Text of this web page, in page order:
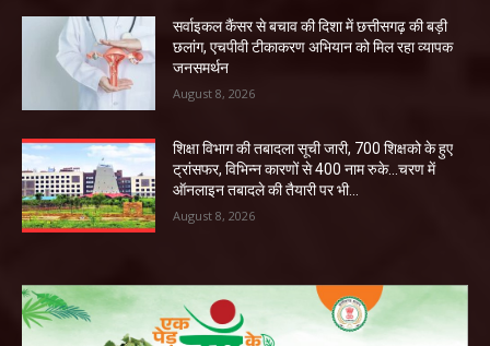
सर्वाइकल कैंसर से बचाव की दिशा में छत्तीसगढ़ की बड़ी
छलांग, एचपीवी टीकाकरण अभियान को मिल रहा व्यापक
जनसमर्थन
August 8, 2026
शिक्षा विभाग की तबादला सूची जारी, 700 शिक्षको के हुए
ट्रांसफर, विभिन्न कारणों से 400 नाम रुके…चरण में
ऑनलाइन तबादले की तैयारी पर भी...
August 8, 2026